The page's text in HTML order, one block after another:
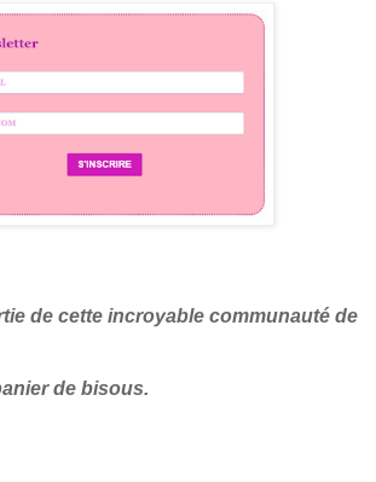
de cette incroyable communauté de
de bisous.